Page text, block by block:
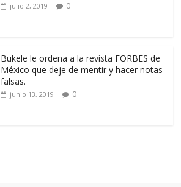
julio 2, 2019 0
Bukele le ordena a la revista FORBES de
México que deje de mentir y hacer notas
falsas.
junio 13, 2019 0